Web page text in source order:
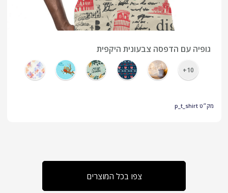
גופיה עם הדפסה צבעונית היקפית
10+
מק״טp_t_shirt
צפו בכל המוצרים